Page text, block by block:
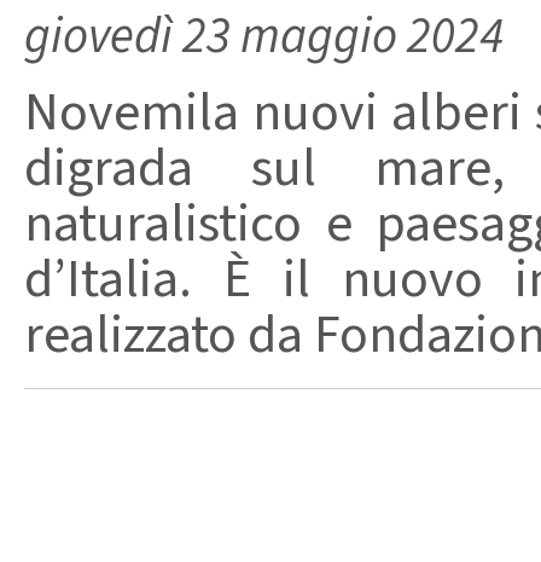
giovedì 23 maggio 2024
Novemila nuovi
digrada sul
naturalistico e
d’Italia. È il nuovo
realizzato da